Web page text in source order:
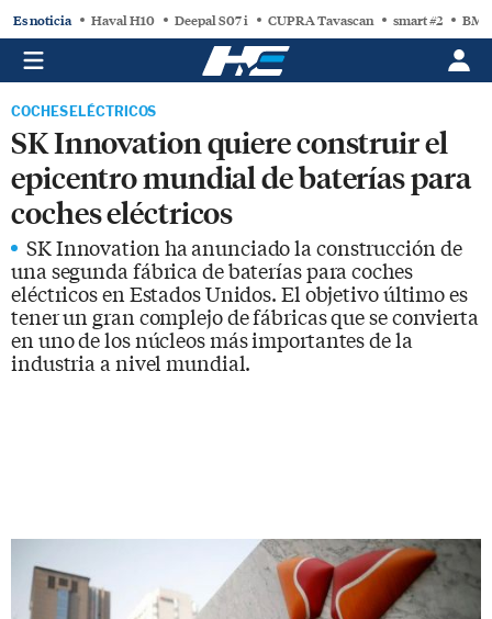
Es noticia Haval H10 Deepal S07 i CUPRA Tavascan smart #2
COCHES ELÉCTRICOS
SK Innovation quiere construir el
epicentro mundial de baterías para
coches eléctricos
SK Innovation ha anunciado la construcción de
una segunda fábrica de baterías para coches
eléctricos en Estados Unidos. El objetivo último es
tener un gran complejo de fábricas que se convierta
en uno de los núcleos más importantes de la
industria a nivel mundial.